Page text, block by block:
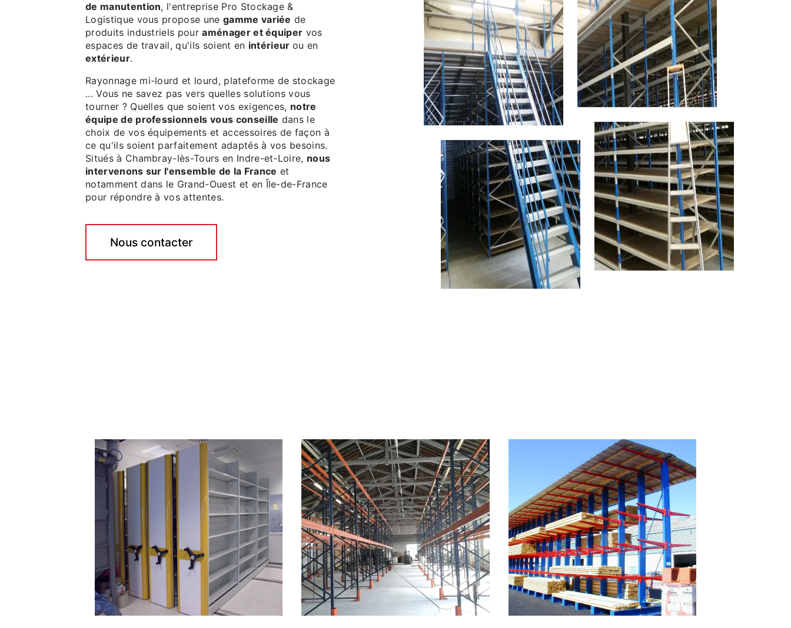
de manutention, l'entreprise Pro Stockage &
Logistique vous propose une gamme variée de
produits industriels pouraménager et équiper vos
espaces de travail, qu'ils soient en intérieurou en
extérieur.
Rayonnage mi-lourd et lourd, plateforme de stockage
... Vous ne savez pas vers quelles solutions vous
tourner ? Quelles que soient vos exigences, notre
équipe de professionnels vous conseille dans le
choix de vos équipements et accessoires de façon à
ce qu'ils soient parfaitement adaptés à vos besoins.
Situés à Chambray-lès-Tours en Indre-et-Loire, nous
intervenons sur l'ensemble de la France et
notamment dans le Grand-Ouest et en Île-de-France
pour répondre à vos attentes.
Nous contacter